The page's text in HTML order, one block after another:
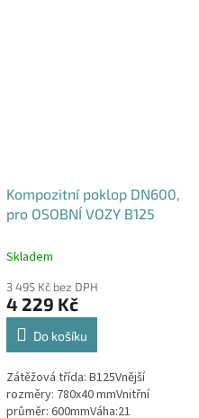
Kompozitní poklop DN600,
pro OSOBNÍ VOZY B125
Skladem
3 495 Kč bez DPH
4 229 Kč
Do košíku
Zátěžová třída: B125Vnější
rozměry: 780x40 mmVnitřní
průměr: 600mmVáha:21